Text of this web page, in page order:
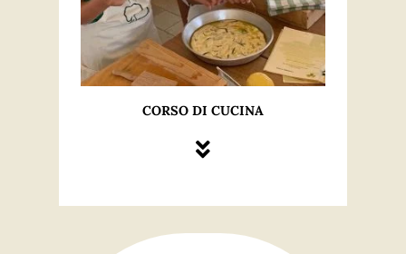
CORSO DI CUCINA